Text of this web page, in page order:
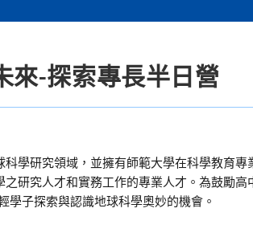
來-探索專長半日營
學研究領域，並擁有師範大學在科學教育專
研究人才和實務工作的專業人才。為鼓勵高
子探索與認識地球科學奧妙的機會。